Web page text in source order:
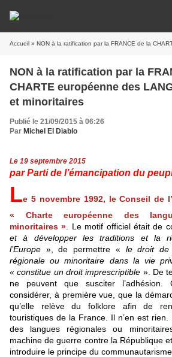
Accueil » NON à la ratification par la FRANCE de la CHARTE européenne
NON à la ratification par la
CHARTE européenne des
et minoritaires
Publié le 21/09/2015 à 06:26
Par Michel El Diablo
Le 19 septembre 2015
par Parti de l’émancipation du
Le 5 novembre 1992, le Conseil de
« Charte européenne des
minoritaires » . Le motif officiel était de
et à développer les traditions et la
l’Europe », de permettre « le droit de
régionale ou minoritaire dans la vie
«constitue un droit imprescriptible ». De
ne peuvent que susciter
considérer, à première vue, que la
qu’elle relève du folklore afin de
touristiques de la France. Il n’en est
des langues régionales ou
machine de guerre contre la République
introduire le principe du